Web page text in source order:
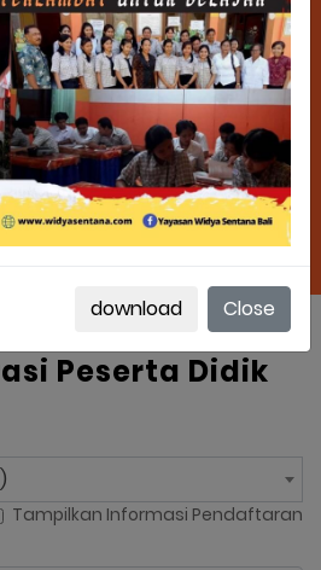
C
SMA)
yang berupa kelompok
Peserta Didik
Tampilkan Informasi Pendaftaran
download Close